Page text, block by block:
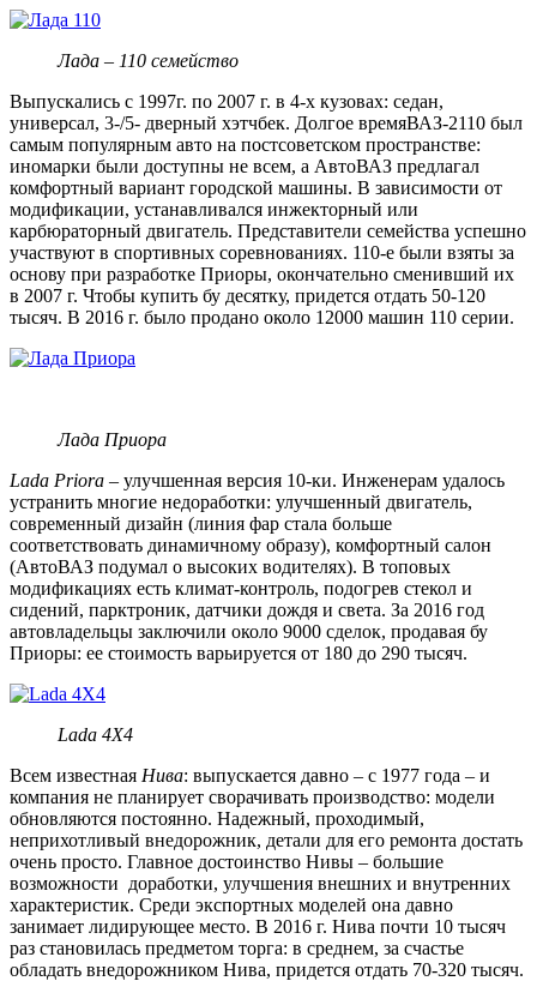
Лада – 110 семейство
Выпускались с 1997г. по 2007 г. в 4-х кузовах: седан,
универсал, 3-/5- дверный хэтчбек. Долгое времяВАЗ-2110 был
самым популярным авто на постсоветском пространстве:
иномарки были доступны не всем, а АвтоВАЗ предлагал
комфортный вариант городской машины. В зависимости от
модификации, устанавливался инжекторный или
карбюраторный двигатель. Представители семейства успешно
участвуют в спортивных соревнованиях. 110-е были взяты за
основу при разработке Приоры, окончательно сменивший их
в 2007 г. Чтобы купить бу десятку, придется отдать 50-120
тысяч. В 2016 г. было продано около 12000 машин 110 серии.
Лада Приора
Lada Priora – улучшенная версия 10-ки. Инженерам удалось
устранить многие недоработки: улучшенный двигатель,
современный дизайн (линия фар стала больше
соответствовать динамичному образу), комфортный салон
(АвтоВАЗ подумал о высоких водителях). В топовых
модификациях есть климат-контроль, подогрев стекол и
сидений, парктроник, датчики дождя и света. За 2016 год
автовладельцы заключили около 9000 сделок, продавая бу
Приоры: ее стоимость варьируется от 180 до 290 тысяч.
Lada 4X4
Всем известная Нива: выпускается давно – с 1977 года – и
компания не планирует сворачивать производство: модели
обновляются постоянно. Надежный, проходимый,
неприхотливый внедорожник, детали для его ремонта достать
очень просто. Главное достоинство Нивы – большие
возможности доработки, улучшения внешних и внутренних
характеристик. Среди экспортных моделей она давно
занимает лидирующее место. В 2016 г. Нива почти 10 тысяч
раз становилась предметом торга: в среднем, за счастье
обладать внедорожником Нива, придется отдать 70-320 тысяч.